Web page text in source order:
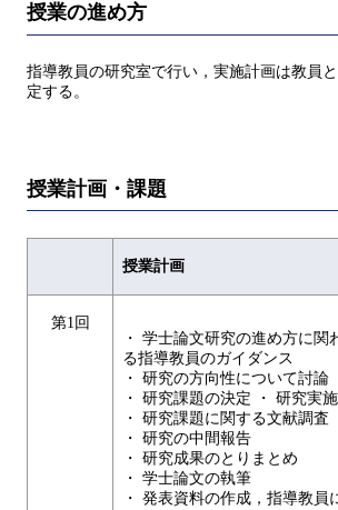
授業の進め方
指導教員の研究室で行い，実施計画は教員
定する。
授業計画・課題
授業計画
第1回
・ 学士論文研究の進め方に関
る指導教員のガイダンス
・ 研究の方向性について討論
・ 研究課題の決定 ・ 研究実施
・ 研究課題に関する文献調査
・ 研究の中間報告
・ 研究成果のとりまとめ
・ 学士論文の執筆
・ 発表資料の作成，指導教員